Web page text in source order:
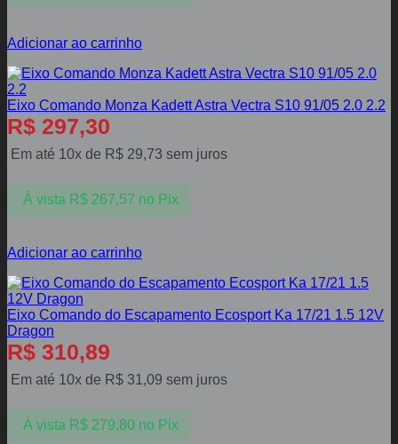
Adicionar ao carrinho
Eixo Comando Monza Kadett Astra Vectra S10 91/05 2.0 2.2
R$ 297,30
Em até 10x de R$ 29,73 sem juros
À vista R$267,57 no Pix
Adicionar ao carrinho
Eixo Comando do Escapamento Ecosport Ka 17/21 1.5 12V
Dragon
R$ 310,89
Em até 10x de R$ 31,09 sem juros
À vista R$279,80 no Pix